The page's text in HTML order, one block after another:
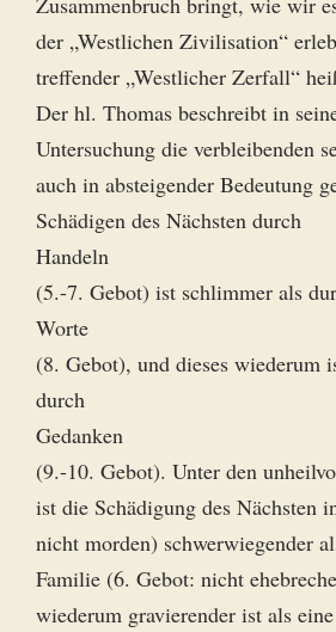
der „Westlichen Zivilisation“
treffender „Westlicher Zerfall“
Der hl. Thomas beschreibt in
Untersuchung die verbleibenden
auch in absteigender Bedeutung
Schädigen des Nächsten durch
Handeln
(5.-7. Gebot) ist schlimmer als
Worte
(8. Gebot), und dieses wiederum
durch
Gedanken
(9.-10. Gebot). Unter den
ist die Schädigung des Nächsten
nicht morden) schwerwiegender
Familie (6. Gebot: nicht
wiederum gravierender ist als